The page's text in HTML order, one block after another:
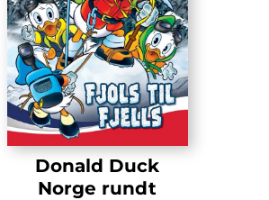
Donald Duck
Norge rundt